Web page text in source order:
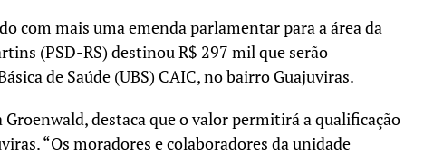
com mais uma emenda parlamentar para a área da
(PSD-RS) destinou R$ 297 mil que serão
de Saúde (UBS) CAIC, no bairro Guajuviras.
Groenwald, destaca que o valor permitirá a qualificação
“Os moradores e colaboradores da unidade